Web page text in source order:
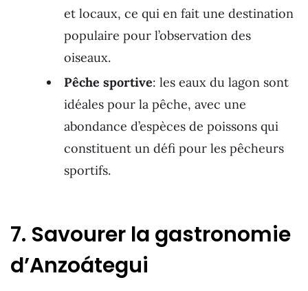
et locaux, ce qui en fait une destination
populaire pour l’observation des
oiseaux.
Pêche sportive: les eaux du lagon sont
idéales pour la pêche, avec une
abondance d’espèces de poissons qui
constituent un défi pour les pêcheurs
sportifs.
7. Savourer la gastronomie
d’Anzoátegui